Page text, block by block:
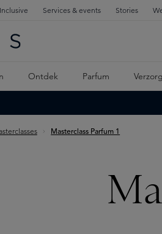
Services & events Stories
Ontdek Parfum
Masterclass Parfum 1